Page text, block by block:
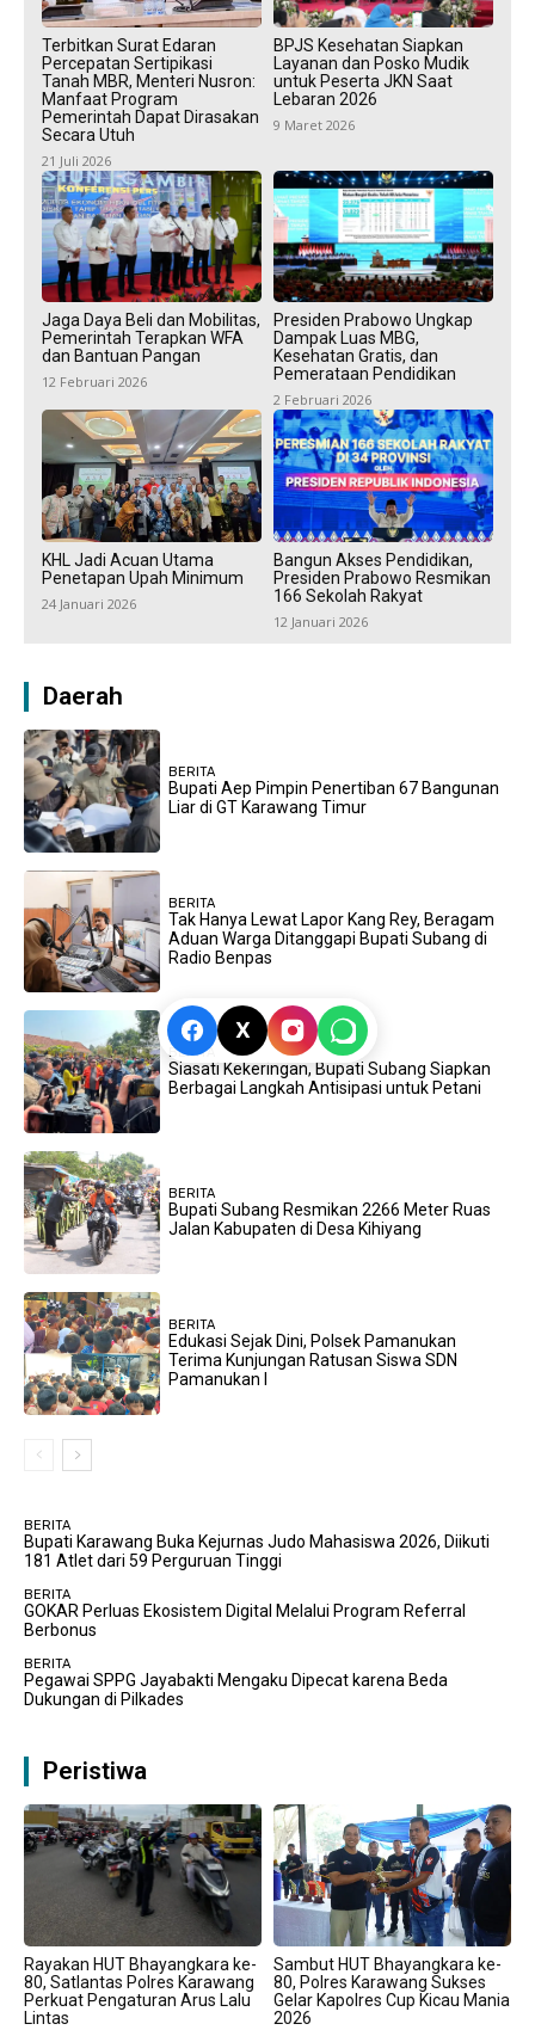
Terbitkan Surat Edaran
Percepatan Sertipikasi
Tanah MBR, Menteri Nusron:
Manfaat Program
Pemerintah Dapat Dirasakan
Secara Utuh
21 Juli 2026
BPJS Kesehatan Siapkan
Layanan dan Posko Mudik
untuk Peserta JKN Saat
Lebaran 2026
9 Maret 2026
Jaga Daya Beli dan Mobilitas,
Pemerintah Terapkan WFA
dan Bantuan Pangan
12 Februari 2026
Presiden Prabowo Ungkap
Dampak Luas MBG,
Kesehatan Gratis, dan
Pemerataan Pendidikan
2 Februari 2026
KHL Jadi Acuan Utama
Penetapan Upah Minimum
24 Januari 2026
Bangun Akses Pendidikan,
Presiden Prabowo Resmikan
166 Sekolah Rakyat
12 Januari 2026
Daerah
BERITA
Bupati Aep Pimpin Penertiban 67 Bangunan
Liar di GT Karawang Timur
BERITA
Tak Hanya Lewat Lapor Kang Rey, Beragam
Aduan Warga Ditanggapi Bupati Subang di
Radio Benpas
BERITA
Siasati Kekeringan, Bupati Subang Siapkan
Berbagai Langkah Antisipasi untuk Petani
BERITA
Bupati Subang Resmikan 2266 Meter Ruas
Jalan Kabupaten di Desa Kihiyang
BERITA
Edukasi Sejak Dini, Polsek Pamanukan
Terima Kunjungan Ratusan Siswa SDN
Pamanukan I
BERITA
Bupati Karawang Buka Kejurnas Judo Mahasiswa 2026, Diikuti
181 Atlet dari 59 Perguruan Tinggi
BERITA
GOKAR Perluas Ekosistem Digital Melalui Program Referral
Berbonus
BERITA
Pegawai SPPG Jayabakti Mengaku Dipecat karena Beda
Dukungan di Pilkades
Peristiwa
Rayakan HUT Bhayangkara ke-
80, Satlantas Polres Karawang
Perkuat Pengaturan Arus Lalu
Lintas
Sambut HUT Bhayangkara ke-
80, Polres Karawang Sukses
Gelar Kapolres Cup Kicau Mania
2026
X